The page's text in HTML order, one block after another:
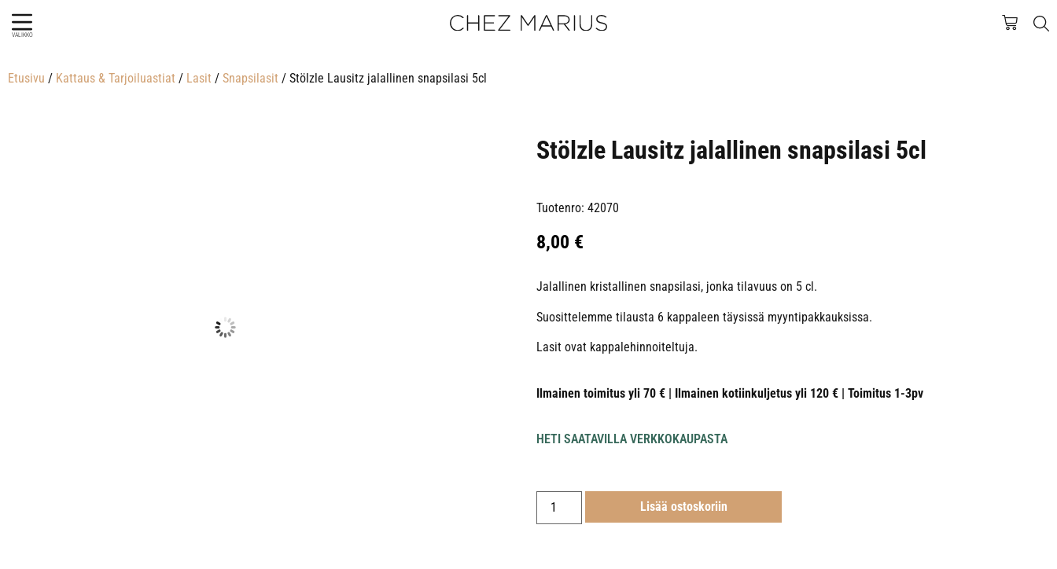
VALIKKO
Etusivu / Kattaus & Tarjoiluastiat / Lasit / Snapsilasit / Stölzle Lausitz jalallinen snapsilasi 5cl
Stölzle Lausitz jalallinen snapsilasi 5cl
Tuotenro: 42070
8,00 €
Jalallinen kristallinen snapsilasi, jonka tilavuus on 5 cl.
Suosittelemme tilausta 6 kappaleen täysissä myyntipakkauksissa.
Lasit ovat kappalehinnoiteltuja.
Ilmainen toimitus yli 70 € | Ilmainen kotiinkuljetus yli 120 € | Toimitus 1-3pv
HETI SAATAVILLA VERKKOKAUPASTA
Lisää ostoskoriin